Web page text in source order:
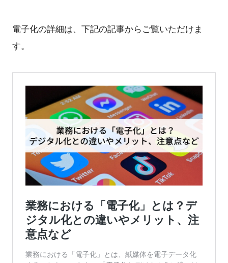
電子化の詳細は、下記の記事からご覧いただけま
す。